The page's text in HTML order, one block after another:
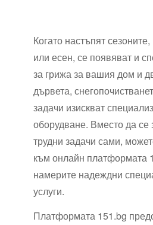
Когато настъпят
или есен, се появяват и
за грижа за вашия дом и
дървета,
задачи изискват
оборудване. Вместо да се
трудни задачи сами,
към онлайн платформата
намерите надеждни
услуги.
Платформата 151.bg